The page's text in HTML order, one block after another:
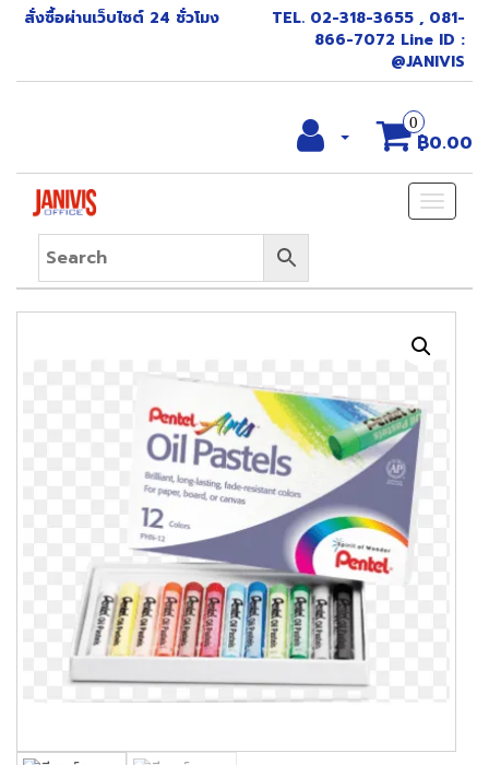
สั่งซื้อผ่านเว็บไซต์ 24 ชั่วโมง
TEL. 02-318-3655 , 081-
866-7072 Line ID :
@JANIVIS
0
฿0.00
Toggle